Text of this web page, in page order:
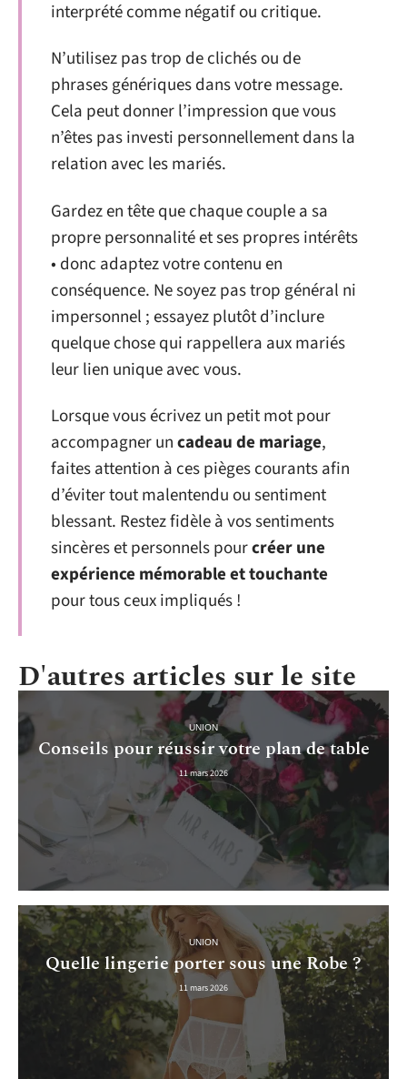
interprété comme négatif ou critique.
N’utilisez pas trop de clichés ou de
phrases génériques dans votre message.
Cela peut donner l’impression que vous
n’êtes pas investi personnellement dans la
relation avec les mariés.
Gardez en tête que chaque couple a sa
propre personnalité et ses propres intérêts
• donc adaptez votre contenu en
conséquence. Ne soyez pas trop général ni
impersonnel ; essayez plutôt d’inclure
quelque chose qui rappellera aux mariés
leur lien unique avec vous.
Lorsque vous écrivez un petit mot pour
accompagner uncadeau de mariage,
faites attention à ces pièges courants afin
d’éviter tout malentendu ou sentiment
blessant. Restez fidèle à vos sentiments
sincères et personnels pourcréer une
expérience mémorable et touchante
pour tous ceux impliqués !
D'autres articles sur le site
UNION
Conseils pour réussir votre plan de table
11 mars 2026
UNION
Quelle lingerie porter sous une Robe ?
11 mars 2026